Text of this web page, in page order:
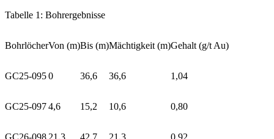
Tabelle 1: Bohrergebnisse
BohrlöcherVon (m)Bis (m)Mächtigkeit (m)Gehalt (g/t Au)
GC25-0950 36,6 36,6 1,04
GC25-0974,6 15,2 10,6 0,80
GC26-098 21,3 42,7 21,3 0,92